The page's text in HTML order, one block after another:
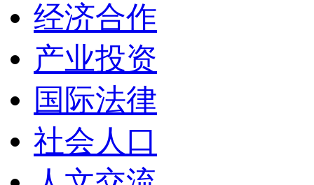
经济合作
产业投资
国际法律
社会人口